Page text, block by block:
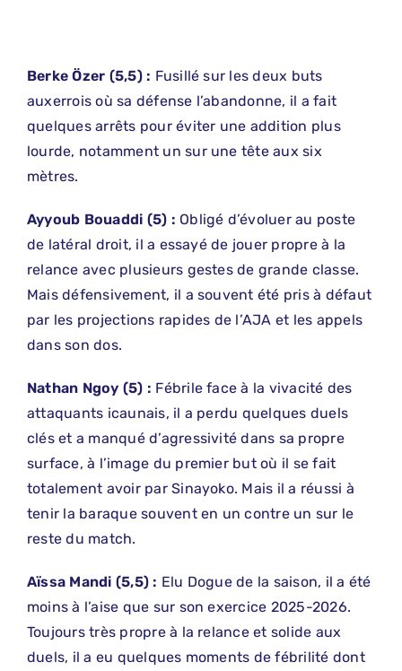
Berke Özer (5,5) : Fusillé sur les deux buts
auxerrois où sa défense l’abandonne, il a fait
quelques arrêts pour éviter une addition plus
lourde, notamment un sur une tête aux six
mètres.
Ayyoub Bouaddi (5) : Obligé d’évoluer au poste
de latéral droit, il a essayé de jouer propre à la
relance avec plusieurs gestes de grande classe.
Mais défensivement, il a souvent été pris à défaut
par les projections rapides de l’AJA et les appels
dans son dos.
Nathan Ngoy (5) : Fébrile face à la vivacité des
attaquants icaunais, il a perdu quelques duels
clés et a manqué d’agressivité dans sa propre
surface, à l’image du premier but où il se fait
totalement avoir par Sinayoko. Mais il a réussi à
tenir la baraque souvent en un contre un sur le
reste du match.
Aïssa Mandi (5,5) : Elu Dogue de la saison, il a été
moins à l’aise que sur son exercice 2025-2026.
Toujours très propre à la relance et solide aux
duels, il a eu quelques moments de fébrilité dont